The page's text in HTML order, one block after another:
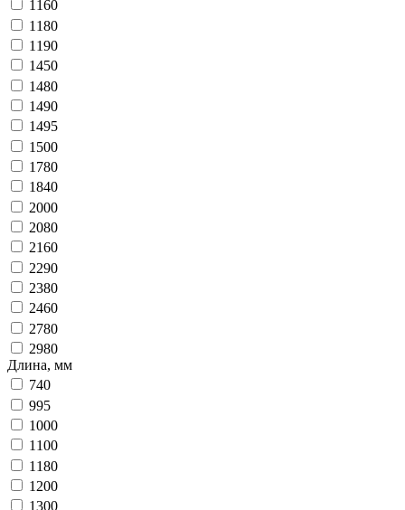
1160
1180
1190
1450
1480
1490
1495
1500
1780
1840
2000
2080
2160
2290
2380
2460
2780
2980
Длина, мм
740
995
1000
1100
1180
1200
1300